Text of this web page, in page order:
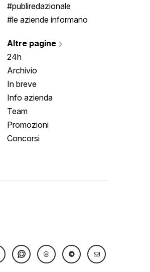
#publiredazionale
#le aziende informano
Altre pagine
24h
Archivio
In breve
Info azienda
Team
Promozioni
Concorsi